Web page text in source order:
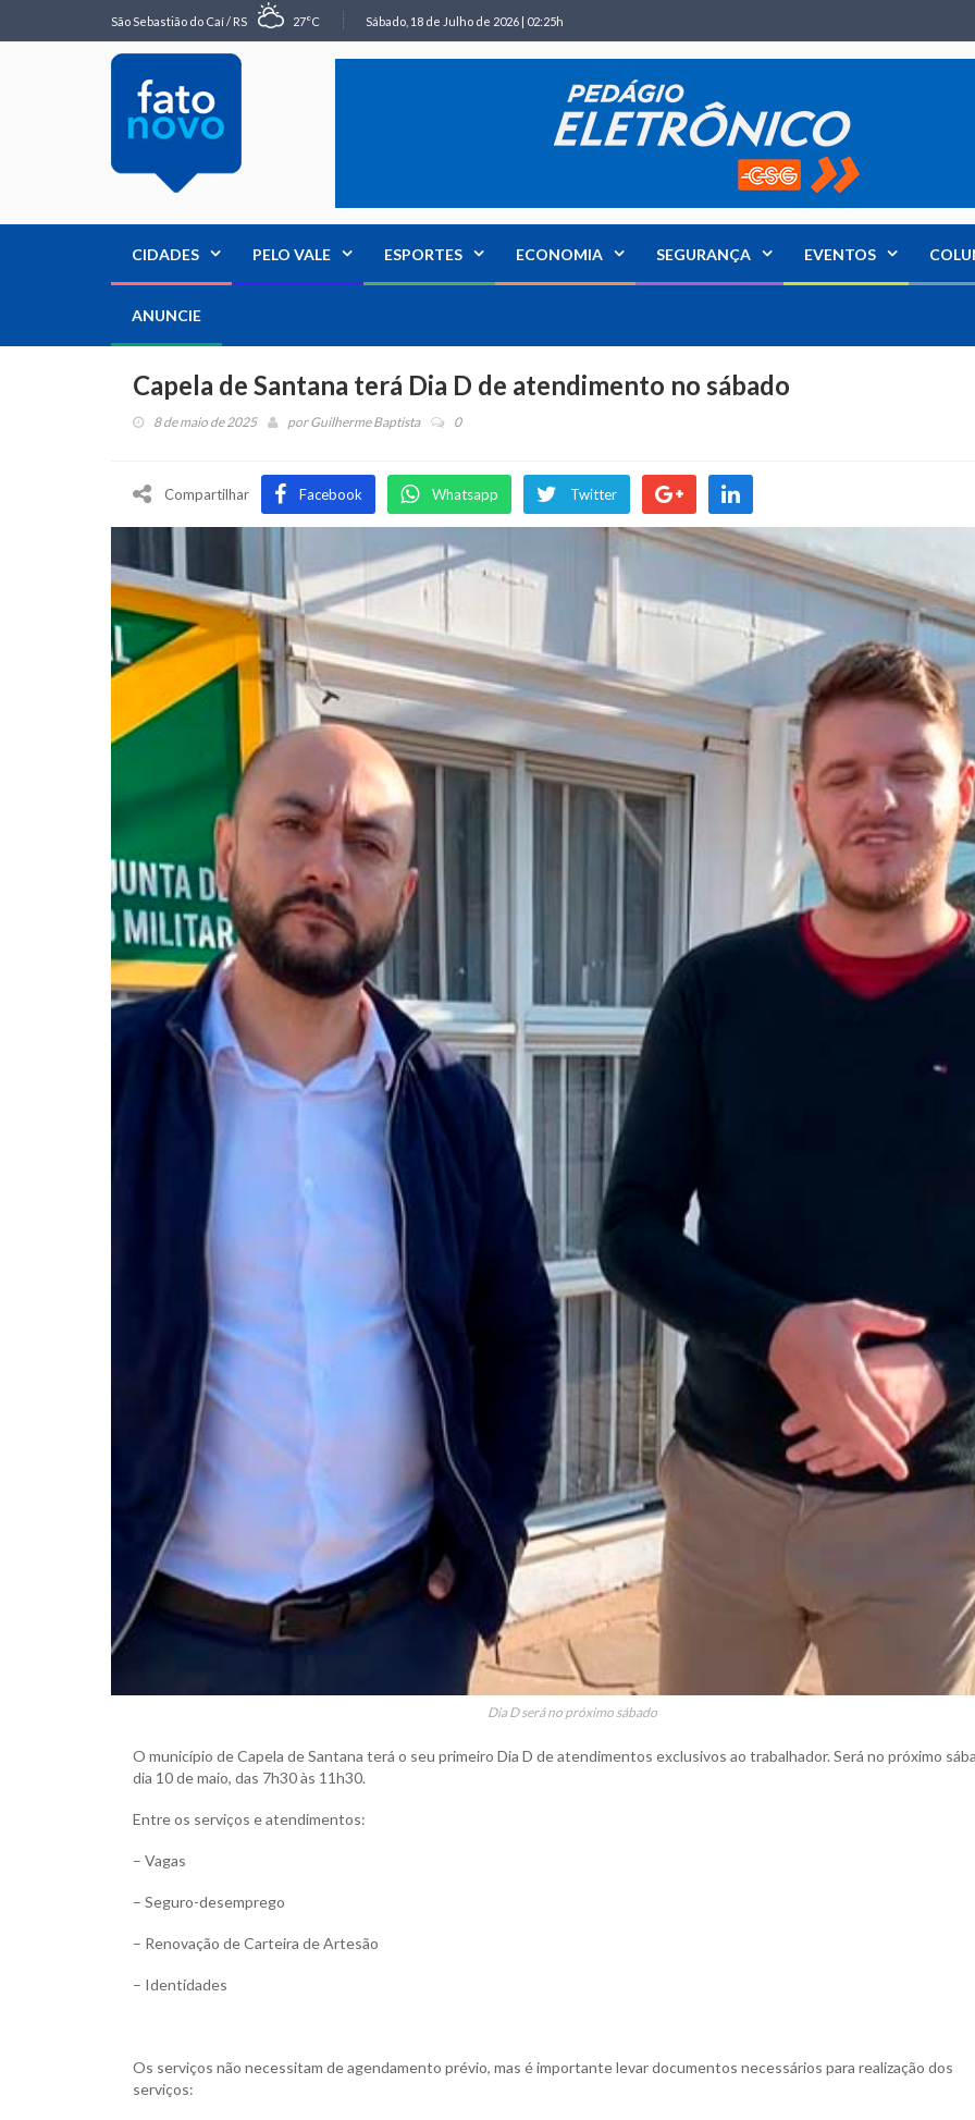
São Sebastião do Caí / RS 27°C Sábado, 18 de Julho de 2026 | 02:25h
CIDADES PELO VALE ESPORTES ECONOMIA SEGURANÇA EVENTOS
ANUNCIE
Capela de Santana terá Dia D de atendimento no sábado
8 de maio de 2025 porGuilherme Baptista 0
Compartilhar Facebook Whatsapp Twitter
Dia D será no próximo sábado
O município de Capela de Santana terá o seu primeiro Dia D de atendimentos exclusivos ao trabalhador. Será no próximo
dia 10 de maio, das 7h30 às 11h30.
Entre os serviços e atendimentos:
– Vagas
– Seguro-desemprego
– Renovação de Carteira de Artesão
– Identidades
Os serviços não necessitam de agendamento prévio, mas é importante levar documentos necessários para realização dos
serviços: